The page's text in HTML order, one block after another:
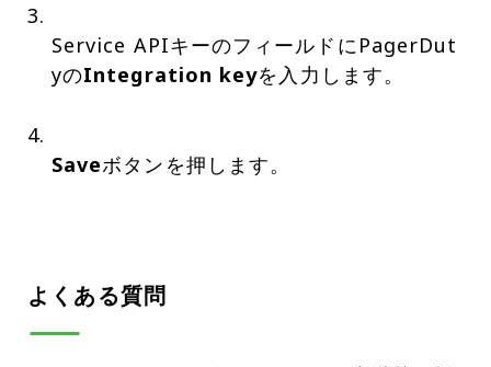
Service APIキーのフィールドにPagerDut
yのIntegration keyを入力します。
Saveボタンを押します。
よくある質問